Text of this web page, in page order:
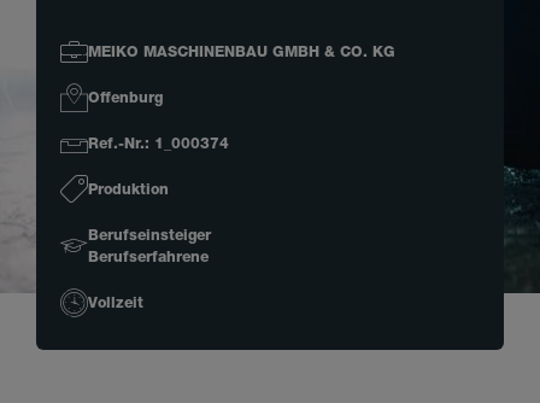
MEIKO MASCHINENBAU GMBH & CO. KG
Offenburg
Ref.-Nr.: 1_000374
Produktion
Berufseinsteiger
Berufserfahrene
Vollzeit